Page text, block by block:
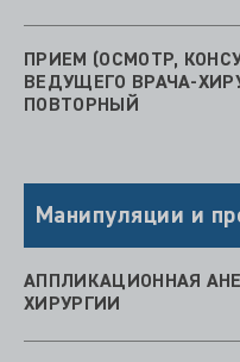
ПРИЕМ (ОСМОТР,
ВЕДУЩЕГО ВРАЧА-
ПОВТОРНЫЙ
Манипуляции и
АППЛИКАЦИОННАЯ
ХИРУРГИИ